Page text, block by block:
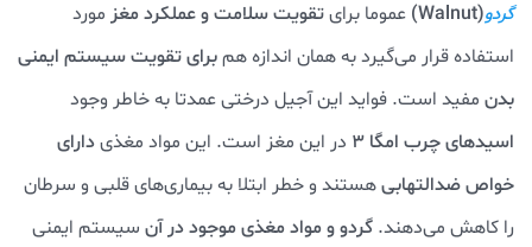
گردو(Walnut) عموما برایتقویت سلامت و عملکرد مغز مورد
استفاده قرار می‌گیرد به همان اندازه همبرای تقویت سیستم ایمنی
بدن مفید است. فواید این آجیل درختی عمدتا به خاطر وجود
اسیدهای چرب امگا 3
در این مغز است. این مواد مغذیدارای
خواص ضدالتهابیهستند و خطر ابتلا به بیماری‌های قلبی و سرطان
را کاهش می‌دهند. گردو و مواد مغذی موجود در آن سیستم ایمنی